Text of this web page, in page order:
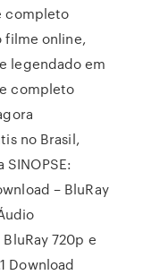
completo
filme online,
legendado em
completo
no Brasil,
– BluRay
720p e
Download